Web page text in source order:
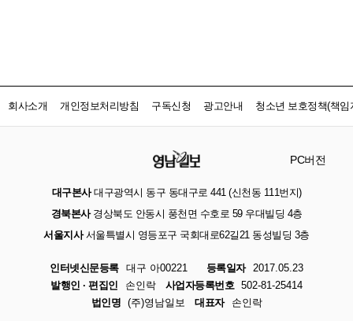
회사소개 개인정보처리방침 구독신청 광고안내 청소년 보호정책(책임
PC버전
대구본사대구광역시 동구 동대구로 441 (신천동 111번지)
경북본사경상북도 안동시 풍천면 수호로 59 우대빌딩 4층
서울지사서울특별시 영등포구 국회대로62길21 동성빌딩 3층
인터넷신문등록 대구 아00221 등록일자
2017.05.23
발행인 · 편집인
손인락 사업자등록번호 502-81-25414
법인명 (주)영남일보 대표자 손인락